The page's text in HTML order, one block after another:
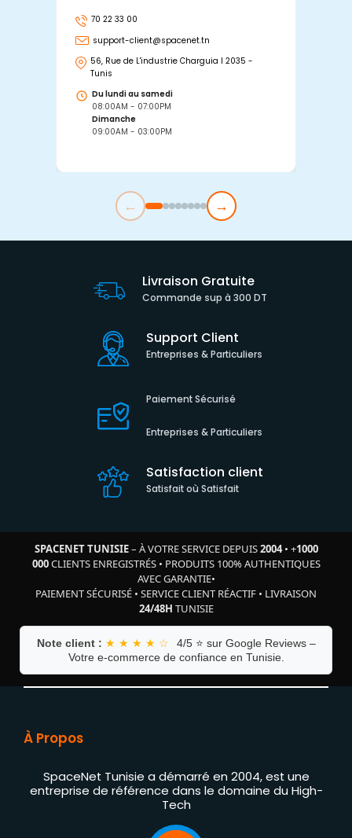
70 22 33 00
support-client@spacenet.tn
56, Rue de L'industrie Charguia I 2035 -
Tunis
Du lundi au samedi
08:00AM - 07:00PM
Dimanche
09:00AM - 03:00PM
← →
Livraison Gratuite
Commande sup à 300 DT
Support Client
Entreprises & Particuliers
Paiement Sécurisé
Entreprises & Particuliers
Satisfaction client
Satisfait où Satisfait
SPACENET TUNISIE– À VOTRE SERVICE DEPUIS2004• +1000
000CLIENTS ENREGISTRÉS• PRODUITS 100% AUTHENTIQUES
AVEC GARANTIE•
PAIEMENT SÉCURISÉ • SERVICE CLIENT RÉACTIF • LIVRAISON
24/48H TUNISIE
Note client : ★ ★ ★ ★ ☆
4/5 ⭐ sur Google Reviews –
Votre e-commerce de confiance en Tunisie.
À Propos
SpaceNet Tunisie a démarré en 2004, est une
entreprise de référence dans le domaine du High-
Tech